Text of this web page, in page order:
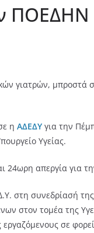
γιατρών, μπροστά
η ΑΔΕΔΥ για την
Υγείας.
απεργία για
στη συνεδρίασή
στον τομέα της
εργαζόμενους σε